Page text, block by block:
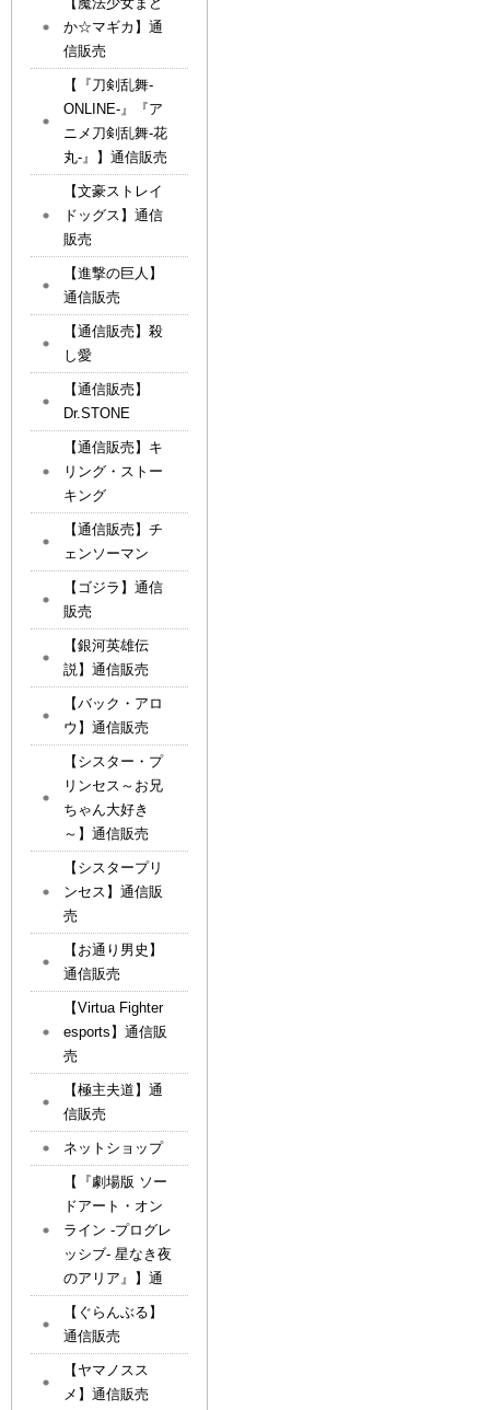
か☆マギカ】通
信販売
【『刀剣乱舞-
ONLINE-』『ア
ニメ刀剣乱舞-花
丸-』】通信販売
【文豪ストレイ
ドッグス】通信
販売
【進撃の巨人】
通信販売
【通信販売】殺
し愛
【通信販売】
Dr.STONE
【通信販売】キ
リング・ストー
キング
【通信販売】チ
ェンソーマン
【ゴジラ】通信
販売
【銀河英雄伝
説】通信販売
【バック・アロ
ウ】通信販売
【シスター・プ
リンセス～お兄
ちゃん大好き
～】通信販売
【シスタープリ
ンセス】通信販
売
【お通り男史】
通信販売
【Virtua Fighter
esports】通信販
売
【極主夫道】通
信販売
ネットショップ
【『劇場版 ソー
ドアート・オン
ライン -プログレ
ッシブ- 星なき夜
のアリア』】通
【ぐらんぶる】
通信販売
【ヤマノスス
メ】通信販売